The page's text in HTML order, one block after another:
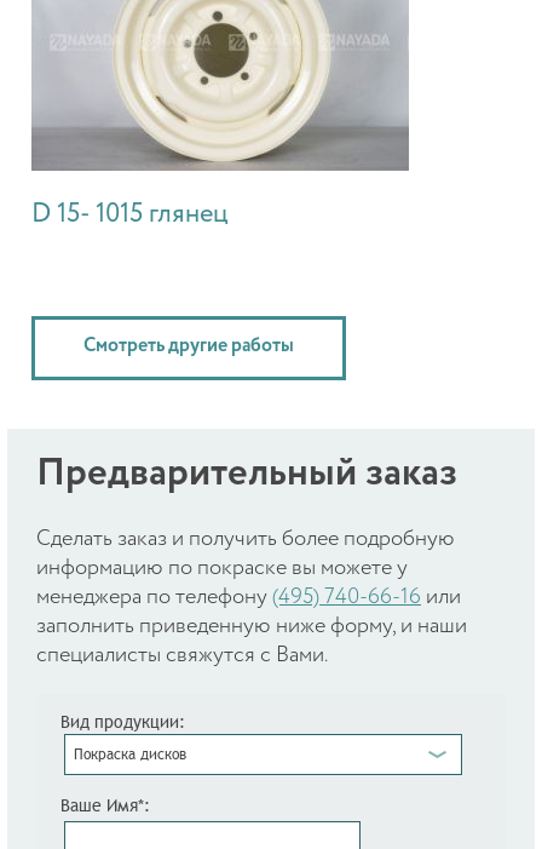
D 15- 1015 глянец
Смотреть другие работы
Предварительный заказ
Cделать заказ и получить более подробную
информацию по покраске вы можете у
менеджера по телефону (495) 740-66-16 или
заполнить приведенную ниже форму, и наши
специалисты свяжутся с Вами.
Вид продукции:
Покраска дисков
Ваше Имя*: